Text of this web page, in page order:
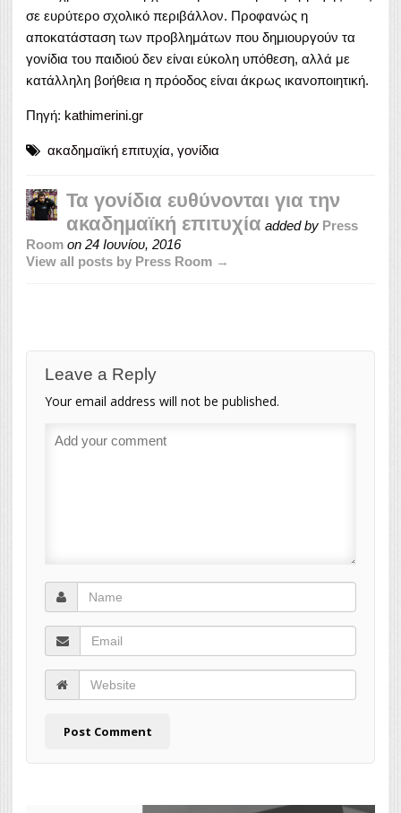
σε ευρύτερο σχολικό περιβάλλον. Προφανώς η
αποκατάσταση των προβλημάτων που δημιουργούν τα
γονίδια του παιδιού δεν είναι εύκολη υπόθεση, αλλά με
κατάλληλη βοήθεια η πρόοδος είναι άκρως ικανοποιητική.
Πηγή: kathimerini.gr
ακαδημαϊκή επιτυχία, γονίδια
Τα γονίδια ευθύνονται για την
ακαδημαϊκή επιτυχία added by Press
Room on 24 Ιουνίου, 2016
View all posts by Press Room →
Leave a Reply
Your email address will not be published.